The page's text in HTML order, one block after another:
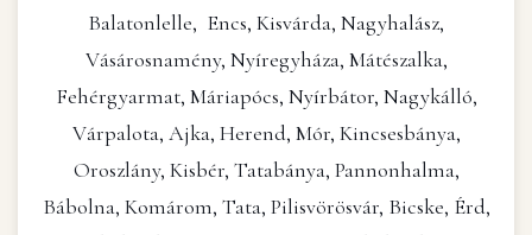
Balatonlelle, Encs, Kisvárda, Nagyhalász,
Vásárosnamény, Nyíregyháza, Mátészalka,
Fehérgyarmat, Máriapócs, Nyírbátor, Nagykálló,
Várpalota, Ajka, Herend, Mór, Kincsesbánya,
Oroszlány, Kisbér, Tatabánya, Pannonhalma,
Bábolna, Komárom, Tata, Pilisvörösvár, Bicske, Érd,